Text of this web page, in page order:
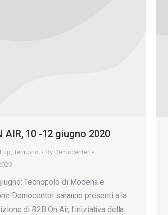
AIR, 10 -12 giugno 2020
up, Territorio By Democenter
Tecnopolo di Modena e
Democenter saranno presenti alla
di R2B On Air, l’iniziativa della